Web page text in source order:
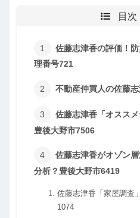
目次
佐藤志津香の評価！
理番号721
不動産仲買人の佐藤
佐藤志津香「オスス
豊後大野市7506
佐藤志津香がオゾン
分析？豊後大野市6419
佐藤志津香「家屋調査
1074